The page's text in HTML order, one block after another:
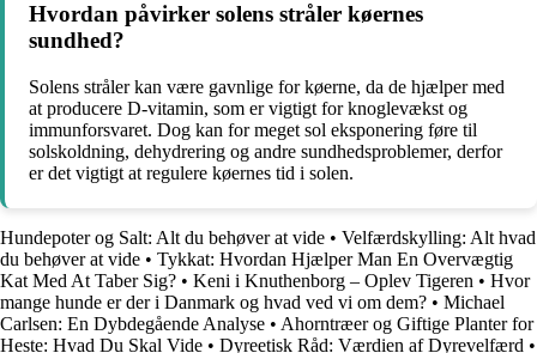
Hvordan påvirker solens stråler køernes
sundhed?
Solens stråler kan være gavnlige for køerne, da de hjælper med
at producere D-vitamin, som er vigtigt for knoglevækst og
immunforsvaret. Dog kan for meget sol eksponering føre til
solskoldning, dehydrering og andre sundhedsproblemer, derfor
er det vigtigt at regulere køernes tid i solen.
Hundepoter og Salt: Alt du behøver at vide • Velfærdskylling: Alt hvad
du behøver at vide • Tykkat: Hvordan Hjælper Man En Overvægtig
Kat Med At Taber Sig? • Keni i Knuthenborg – Oplev Tigeren • Hvor
mange hunde er der i Danmark og hvad ved vi om dem? • Michael
Carlsen: En Dybdegående Analyse • Ahorntræer og Giftige Planter for
Heste: Hvad Du Skal Vide • Dyreetisk Råd: Værdien af Dyrevelfærd •